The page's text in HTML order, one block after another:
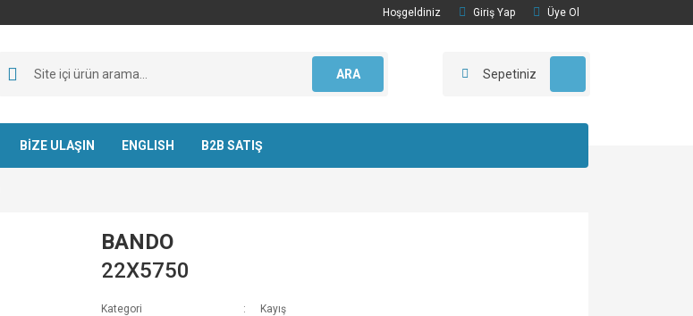
Hoşgeldiniz Giriş Yap Üye Ol
ARA Sepetiniz
BİZE ULAŞIN ENGLISH B2B SATIŞ
BANDO
22X5750
Kategori
Kayış